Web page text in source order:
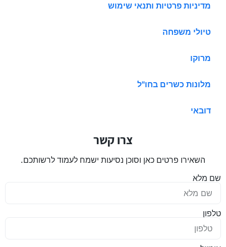
מדיניות פרטיות ותנאי שימוש
טיולי משפחה
מרוקו
מלונות כשרים בחו"ל
דובאי
צרו קשר
השאירו פרטים כאן וסוכן נסיעות ישמח לעמוד לרשותכם.
שם מלא
טלפון